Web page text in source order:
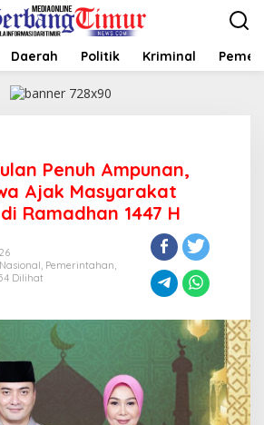
Daerah Politik Kriminal
Penuh Ampunan,
Ajak Masyarakat
Ramadhan 1447 H
Nasional, Pemerintahan,
Dilihat